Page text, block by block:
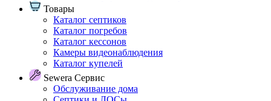
Товары
Каталог септиков
Каталог погребов
Каталог кессонов
Камеры видеонаблюдения
Каталог купелей
Sewera Сервис
Обслуживание дома